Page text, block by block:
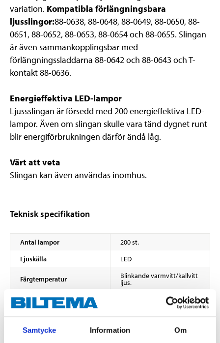
Samtycke Information Om
variation. Kompatibla förlängningsbara
ljusslingor:88-0638, 88-0648, 88-0649, 88-0650, 88-
0651, 88-0652, 88-0653, 88-0654 och 88-0655. Slingan
är även sammankopplingsbar med
förlängningssladdarna 88-0642 och 88-0643 och T-
kontakt 88-0636.
Energieffektiva LED-lampor
Ljussslingan är försedd med 200 energieffektiva LED-
lampor. Även om slingan skulle vara tänd dygnet runt
blir energiförbrukningen därför ändå låg.
Värt att veta
Slingan kan även användas inomhus.
Teknisk specifikation
Antal lampor
200 st.
Ljuskälla
LED
Färgtemperatur Blinkande varmvitt/kallvitt
ljus.
Totallängd
Längd till första lampan
1,5 m
Avstånd mellan lamporna
10 cm